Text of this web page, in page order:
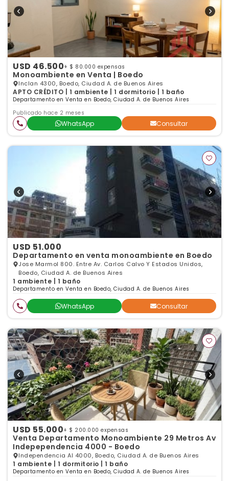
USD 46.500+ $ 80.000 expensas
Monoambiente en Venta | Boedo
Inclan 4300, Boedo, Ciudad A. de Buenos Aires
APTO CRÉDITO | 1 ambiente | 1 dormitorio | 1 baño
Departamento en Venta en Boedo, Ciudad A. de Buenos Aires
Publicado hace 2 meses
WhatsApp Consultar
USD 51.000
Departamento en venta monoambiente en Boedo
Jose Marmol 800. Entre Av. Carlos Calvo Y Estados Unidos,
Boedo, Ciudad A. de Buenos Aires
1 ambiente | 1 baño
Departamento en Venta en Boedo, Ciudad A. de Buenos Aires
WhatsApp Consultar
USD 55.000+ $ 200.000 expensas
Venta Departamento Monoambiente 29 Metros Av
Indepependencia 4000 - Boedo
Independencia Al 4000, Boedo, Ciudad A. de Buenos Aires
1 ambiente | 1 dormitorio | 1 baño
Departamento en Venta en Boedo, Ciudad A. de Buenos Aires